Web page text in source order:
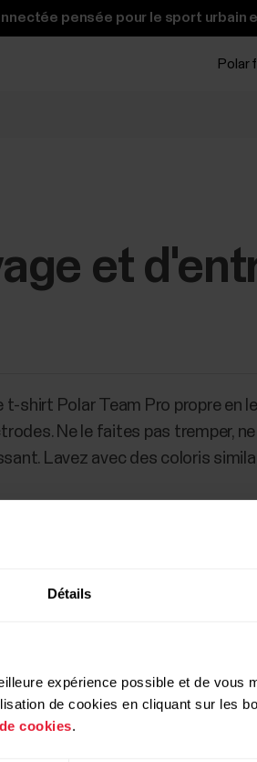
Détails
expérience possible et de vous
de cookies en cliquant sur les
cookies.
pensée pour le sport urbain
Polar
et
t-shirt Polar Team Pro propre en
Ne le faites pas tremper,
Lavez avec des coloris